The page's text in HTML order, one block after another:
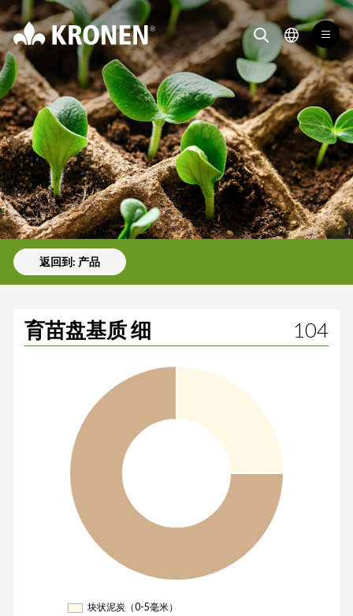
104 Kronen Substrates
Kronen
切换搜索项
切换语言
切换
返回到: 产品
育苗盘基质 细 104
块状泥炭（0-5毫米）